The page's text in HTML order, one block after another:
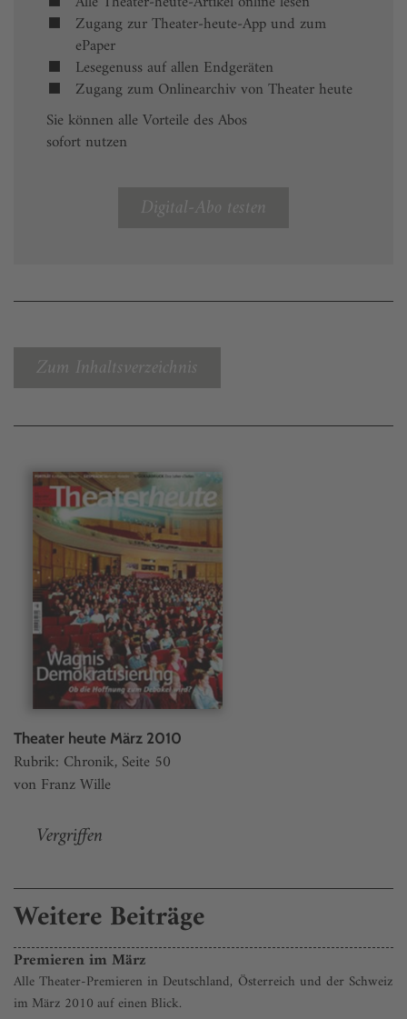
Zugang zur Theater-heute-App und zum
ePaper
Lesegenuss auf allen Endgeräten
Zugang zum Onlinearchiv von Theater heute
Sie können alle Vorteile des Abos
sofort nutzen
Digital-Abo testen
Zum Inhaltsverzeichnis
Theater heute März 2010
Rubrik: Chronik, Seite 50
von Franz Wille
Vergriffen
Weitere Beiträge
Premieren im März
Alle Theater-Premieren in Deutschland, Österreich und der Schweiz
im März 2010 auf einen Blick.